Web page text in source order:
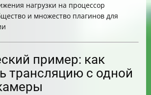
нагрузки на процессор
и множество плагинов для
пример: как
трансляцию с одной